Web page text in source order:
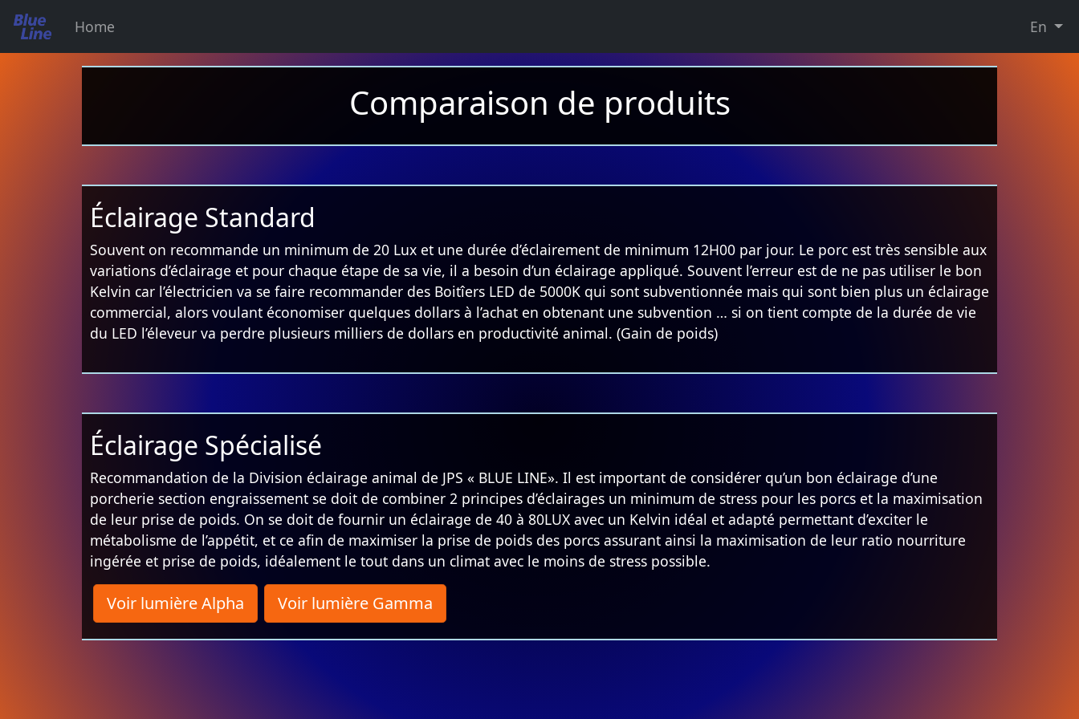
Home En
Comparaison de produits
Éclairage Standard
Souvent on recommande un minimum de 20 Lux et une durée d’éclairement de minimum 12H00 par jour. Le porc est très sensible aux
variations d’éclairage et pour chaque étape de sa vie, il a besoin d’un éclairage appliqué. Souvent l’erreur est de ne pas utiliser le bon
Kelvin car l’électricien va se faire recommander des Boitîers LED de 5000K qui sont subventionnée mais qui sont bien plus un éclairage
commercial, alors voulant économiser quelques dollars à l’achat en obtenant une subvention … si on tient compte de la durée de vie
du LED l’éleveur va perdre plusieurs milliers de dollars en productivité animal. (Gain de poids)
Éclairage Spécialisé
Recommandation de la Division éclairage animal de JPS « BLUE LINE». Il est important de considérer qu’un bon éclairage d’une
porcherie section engraissement se doit de combiner 2 principes d’éclairages un minimum de stress pour les porcs et la maximisation
de leur prise de poids. On se doit de fournir un éclairage de 40 à 80LUX avec un Kelvin idéal et adapté permettant d’exciter le
métabolisme de l’appétit, et ce afin de maximiser la prise de poids des porcs assurant ainsi la maximisation de leur ratio nourriture
ingérée et prise de poids, idéalement le tout dans un climat avec le moins de stress possible.
Voir lumière Alpha Voir lumière Gamma